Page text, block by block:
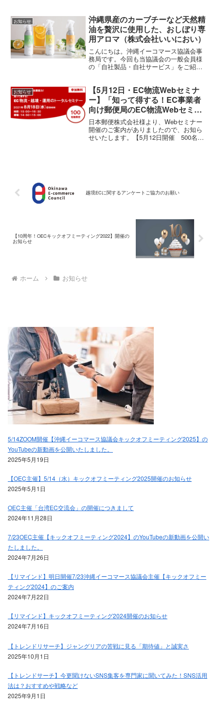
りました。今年は当協議会も新体制にな
り新代表理事が津島航...
お知らせ
沖縄県産のカーブチーなど天然精
油を贅沢に使用した、おしぼり専
用アロマ（株式会社いいにおい）
こんにちは。沖縄イーコマース協議会事
務局です。今回も当協議会の一般会員様
の「自社製品・自社サービス」をご紹介
た、おしぼり専用アロマ』のご紹介です
ホテルのラウンジや飲食店の...
お知らせ
【5月12日・EC物流Webセミナ
ー】「知って得する！EC事業者
向け郵便局のEC物流Webセミナ
ー」
日本郵便株式会社様より、Webセミナー
開催のご案内がありましたので、お知ら
せいたします。【5月12日開催 500名様
越境ECに関するアンケートご協力のお願い
【10周年！OECキックオフミーティング2022】開催の
お知らせ
ホーム お知らせ
5/14ZOOM開催【沖縄イーコマース協議会キックオフミーティング2025】の
YouTubeの新動画を公開いたしました。
2025年5月19日
【OEC主催】5/14（水）キックオフミーティング2025開催のお知らせ
2025年5月1日
OEC主催「台湾EC交流会」の開催につきまして
2024年11月28日
7/23OEC主催【キックオフミーティング2024】のYouTubeの新動画を公開い
たしました。
2024年7月26日
【リマインド】明日開催7/23沖縄イーコマース協議会主催【キックオフミー
ティング2024】のご案内
2024年7月22日
【リマインド】キックオフミーティング2024開催のお知らせ
2024年7月16日
【トレンドリサーチ】ジャングリアの苦戦に見る「期待値」と誠実さ
2025年10月1日
【トレンドサーチ】今更聞けないSNS集客を専門家に聞いてみた！SNS活用
法は？おすすめや戦略など
2025年9月1日